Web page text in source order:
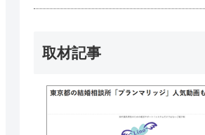
取材記事